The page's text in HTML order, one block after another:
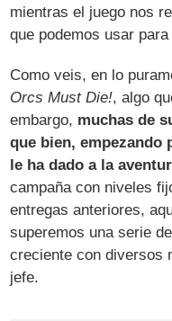
mientras el juego nos
que podemos usar
Como veis, en lo
Orcs Must Die!, algo
embargo, muchas de
que bien, empezando
le ha dado a la
campaña con niveles
entregas anteriores,
superemos una serie
creciente con diversos
jefe.